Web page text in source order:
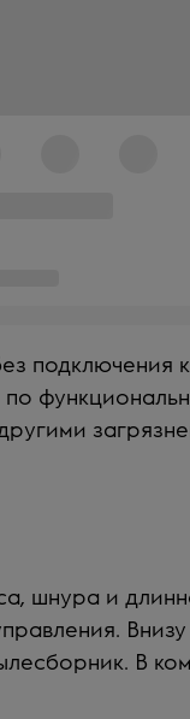
подключения
шнура и
В